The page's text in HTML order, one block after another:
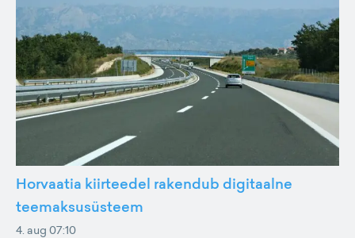
Horvaatia kiirteedel rakendub digitaalne
teemaksusüsteem
4. aug 07:10